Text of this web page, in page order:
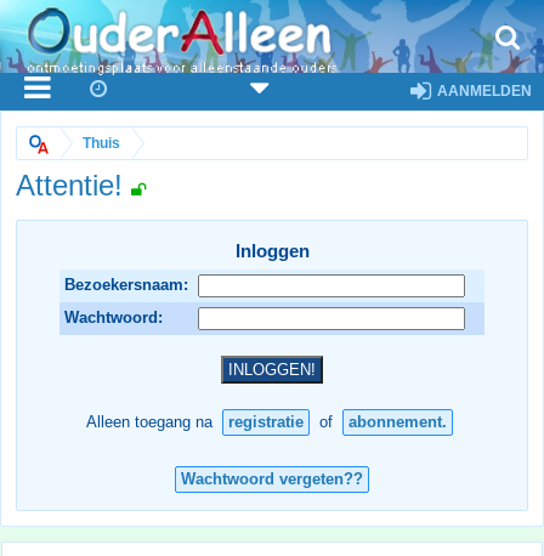
AANMELDEN
Thuis
Attentie!
Inloggen
Bezoekersnaam:
Wachtwoord:
Alleen toegang na registratie of abonnement.
Wachtwoord vergeten??